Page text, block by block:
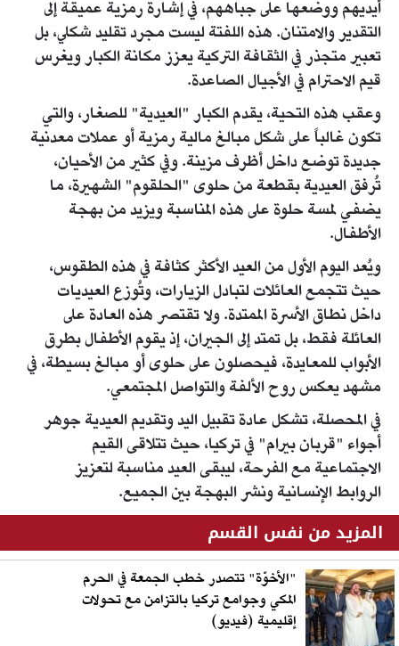
أيديهم ووضعها على جباههم، في إشارة رمزية عميقة إلى
التقدير والامتنان. هذه اللفتة ليست مجرد تقليد شكلي، بل
تعبير متجذر في الثقافة التركية يعزز مكانة الكبار ويغرس
قيم الاحترام في الأجيال الصاعدة.
وعقب هذه التحية، يقدم الكبار "العيدية" للصغار، والتي
تكون غالباً على شكل مبالغ مالية رمزية أو عملات معدنية
جديدة توضع داخل أظرف مزينة. وفي كثير من الأحيان،
تُرفق العيدية بقطعة من حلوى "الحلقوم" الشهيرة، ما
يضفي لمسة حلوة على هذه المناسبة ويزيد من بهجة
الأطفال.
ويُعد اليوم الأول من العيد الأكثر كثافة في هذه الطقوس،
حيث تتجمع العائلات لتبادل الزيارات، وتُوزع العيديات
داخل نطاق الأسرة الممتدة. ولا تقتصر هذه العادة على
العائلة فقط، بل تمتد إلى الجيران، إذ يقوم الأطفال بطرق
الأبواب للمعايدة، فيحصلون على حلوى أو مبالغ بسيطة، في
مشهد يعكس روح الألفة والتواصل المجتمعي.
في المحصلة، تشكل عادة تقبيل اليد وتقديم العيدية جوهر
أجواء "قربان بيرام" في تركيا، حيث تتلاقى القيم
الاجتماعية مع الفرحة، ليبقى العيد مناسبة لتعزيز
الروابط الإنسانية ونشر البهجة بين الجميع.
المزيد من نفس القسم
"الأخوّة" تتصدر خطب الجمعة في الحرم
المكي وجوامع تركيا بالتزامن مع تحولات
إقليمية (فيديو)